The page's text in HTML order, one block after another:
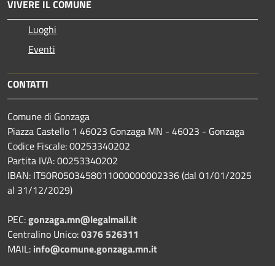
VIVERE IL COMUNE
Luoghi
Eventi
CONTATTI
Comune di Gonzaga
Piazza Castello 1 46023 Gonzaga MN - 46023 - Gonzaga
Codice Fiscale: 00253340202
Partita IVA: 00253340202
IBAN: IT50R0503458011000000002336 (dal 01/01/2025
al 31/12/2029)
PEC:gonzaga.mn@legalmail.it
Centralino Unico:0376 526311
MAIL: info@comune.gonzaga.mn.it